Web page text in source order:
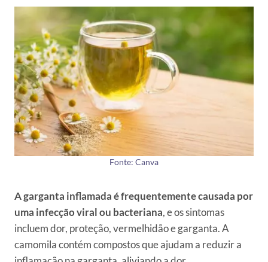
Fonte: Canva
A garganta inflamada é frequentemente causada por
uma infecção viral ou bacteriana, e os sintomas
incluem dor, proteção, vermelhidão e garganta. A
camomila contém compostos que ajudam a reduzir a